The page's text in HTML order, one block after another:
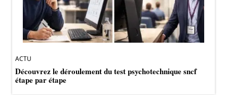
ACTU
Découvrez le déroulement du test psychotechnique sncf
étape par étape